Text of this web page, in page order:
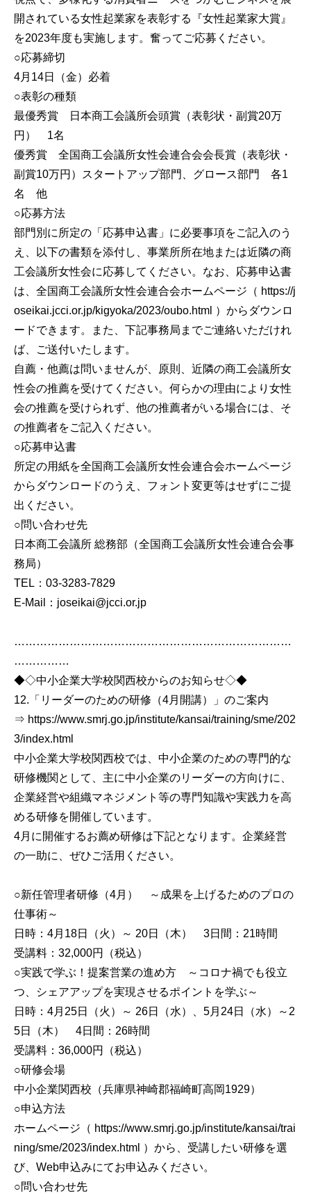
開されている女性起業家を表彰する『女性起業家大賞』
を2023年度も実施します。奮ってご応募ください。
○応募締切
4月14日（金）必着
○表彰の種類
最優秀賞 日本商工会議所会頭賞（表彰状・副賞20万
円） 1名
優秀賞 全国商工会議所女性会連合会会長賞（表彰状・
副賞10万円）スタートアップ部門、グロース部門 各1
名 他
○応募方法
部門別に所定の「応募申込書」に必要事項をご記入のう
え、以下の書類を添付し、事業所所在地または近隣の商
工会議所女性会に応募してください。なお、応募申込書
は、全国商工会議所女性会連合会ホームページ（ https://j
oseikai.jcci.or.jp/kigyoka/2023/oubo.html ）からダウンロ
ードできます。また、下記事務局までご連絡いただけれ
ば、ご送付いたします。
自薦・他薦は問いませんが、原則、近隣の商工会議所女
性会の推薦を受けてください。何らかの理由により女性
会の推薦を受けられず、他の推薦者がいる場合には、そ
の推薦者をご記入ください。
○応募申込書
所定の用紙を全国商工会議所女性会連合会ホームページ
からダウンロードのうえ、フォント変更等はせずにご提
出ください。
○問い合わせ先
日本商工会議所 総務部（全国商工会議所女性会連合会事
務局）
TEL：03-3283-7829
E-Mail：joseikai@jcci.or.jp
…………………………………………………………………
……………
◆◇中小企業大学校関西校からのお知らせ◇◆
12.「リーダーのための研修（4月開講）」のご案内
⇒ https://www.smrj.go.jp/institute/kansai/training/sme/202
3/index.html
中小企業大学校関西校では、中小企業のための専門的な
研修機関として、主に中小企業のリーダーの方向けに、
企業経営や組織マネジメント等の専門知識や実践力を高
める研修を開催しています。
4月に開催するお薦め研修は下記となります。企業経営
の一助に、ぜひご活用ください。
○新任管理者研修（4月） ～成果を上げるためのプロの
仕事術～
日時：4月18日（火）～ 20日（木） 3日間：21時間
受講料：32,000円（税込）
○実践で学ぶ！提案営業の進め方 ～コロナ禍でも役立
つ、シェアアップを実現させるポイントを学ぶ～
日時：4月25日（火）～ 26日（水）、5月24日（水）～2
5日（木） 4日間：26時間
受講料：36,000円（税込）
○研修会場
中小企業関西校（兵庫県神崎郡福崎町高岡1929）
○申込方法
ホームページ（ https://www.smrj.go.jp/institute/kansai/trai
ning/sme/2023/index.html ）から、受講したい研修を選
び、Web申込みにてお申込みください。
○問い合わせ先